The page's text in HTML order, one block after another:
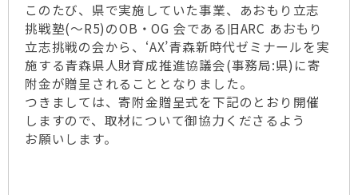
このたび、県で実施していた事業、あおもり立志
挑戦塾(～R5)のOB・OG 会である旧ARC あおもり
立志挑戦の会から、‘AX’青森新時代ゼミナールを実
施する青森県人財育成推進協議会(事務局:県)に寄
附金が贈呈されることとなりました。
つきましては、寄附金贈呈式を下記のとおり開催
しますので、取材について御協力くださるよう
お願いします。